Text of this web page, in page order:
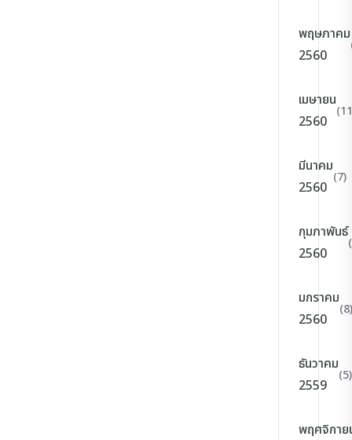
พฤษภาคม
2560
เมษายน
2560
มีนาคม
2560
(7)
กุมภาพันธ์
2560
มกราคม
2560
(8)
ธันวาคม
2559
(5)
พฤศจิกาย